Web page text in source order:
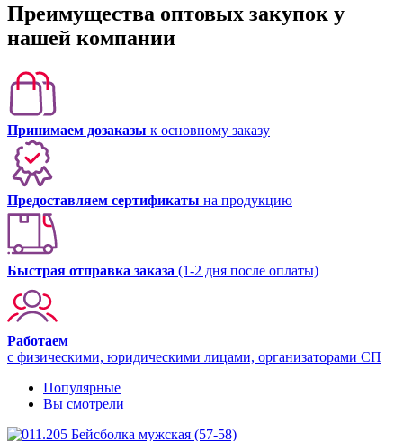
Преимущества оптовых закупок у
нашей компании
Принимаем дозаказы к основному заказу
Предоставляем сертификаты на продукцию
Быстрая отправка заказа (1-2 дня после оплаты)
Работаем
с физическими, юридическими лицами, организаторами СП
Популярные
Вы смотрели